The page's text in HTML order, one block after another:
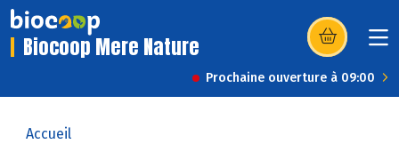
Biocoop Mere Nature (s’ouvre dans
Prochaine ouverture à 09:00
Accueil